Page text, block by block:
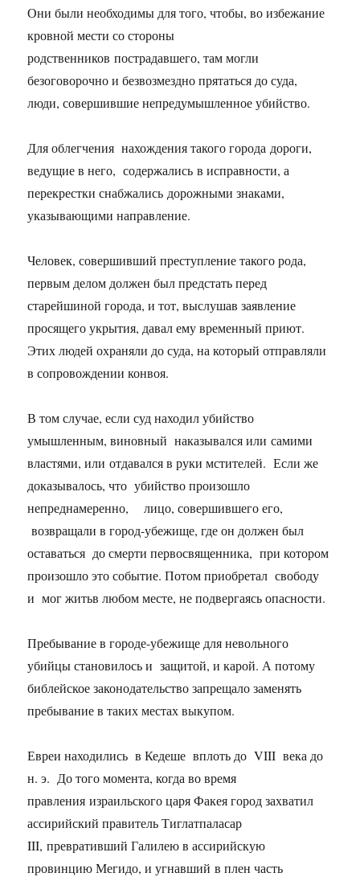
Они были необходимы для того, чтобы, во избежание
кровной мести со стороны
родственников пострадавшего, там могли
безоговорочно и безвозмездно прятаться до суда,
люди, совершившие непредумышленное убийство.
Для облегчения нахождения такого города дороги,
ведущие в него, содержались в исправности, а
перекрестки снабжались дорожными знаками,
указывающими направление.
Человек, совершивший преступление такого рода,
первым делом должен был предстать перед
старейшиной города, и тот, выслушав заявление
просящего укрытия, давал ему временный приют.
Этих людей охраняли до суда, на который отправляли
в сопровождении конвоя.
В том случае, если суд находил убийство
умышленным, виновный наказывался или самими
властями, или отдавался в руки мстителей. Если же
доказывалось, что убийство произошло
непреднамеренно, лицо, совершившего его,
возвращали в город-убежище, где он должен был
оставаться до смерти первосвященника, при котором
произошло это событие. Потом приобретал свободу
и мог житьв любом месте, не подвергаясь опасности.
Пребывание в городе-убежище для невольного
убийцы становилось и защитой, и карой. А потому
библейское законодательство запрещало заменять
пребывание в таких местах выкупом.
Евреи находились в Кедеше вплоть до VIII века до
н. э. До того момента, когда во время
правления израильского царя Факея город захватил
ассирийский правитель Тиглатпаласар
III, превративший Галилею в ассирийскую
провинцию Мегидо, и угнавший в плен часть